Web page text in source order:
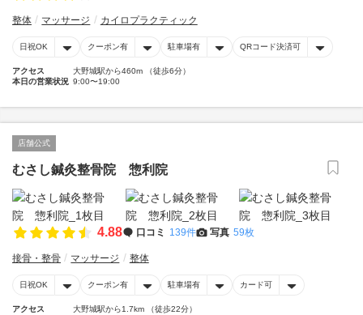
整体 マッサージ カイロプラクティック
日祝OK クーポン有 駐車場有 QRコード決済可
アクセス
大野城駅から460m （徒歩6分）
本日の営業状況 9:00〜19:00
店舗公式
むさし鍼灸整骨院 惣利院
4.88 口コミ 139件 写真 59枚
接骨・整骨 マッサージ 整体
日祝OK クーポン有 駐車場有 カード可
アクセス 大野城駅から1.7km （徒歩22分）